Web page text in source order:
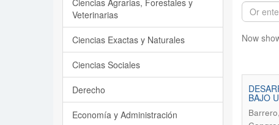
Now
BAJO
Ciencias Agrarias, Forestales y
Veterinarias
Ciencias Exactas y Naturales
Ciencias Sociales
Derecho
Economía y Administración